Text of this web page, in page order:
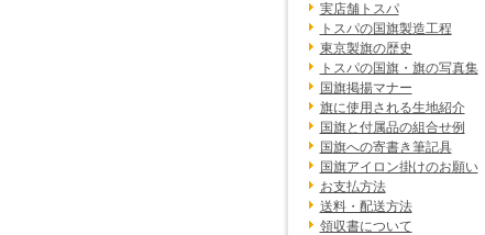
実店舗トスパ
トスパの国旗製造工程
東京製旗の歴史
トスパの国旗・旗の写真集
国旗掲揚マナー
旗に使用される生地紹介
国旗と付属品の組合せ例
国旗への寄書き筆記具
国旗アイロン掛けのお願い
お支払方法
送料・配送方法
領収書について